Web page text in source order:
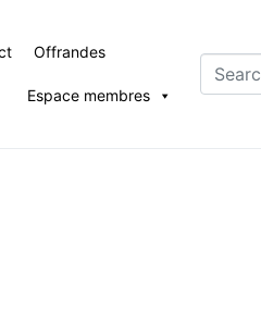
Offrandes
Espace membres